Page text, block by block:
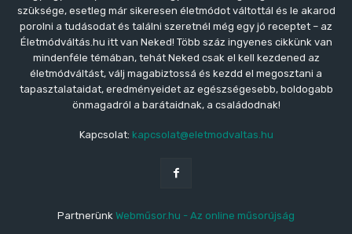
szüksége, esetleg már sikeresen életmódot váltottál és le akarod
porolni a tudásodat és találni szeretnél még egy jó receptet – az
Életmódváltás.hu itt van Neked! Több száz ingyenes cikkünk van
mindenféle témában, tehát Neked csak el kell kezdened az
életmódváltást, válj magabiztossá és kezdd el megosztani a
tapasztalataidat, eredményeidet az egészségesebb, boldogabb
önmagadról a barátaidnak, a családodnak!
Kapcsolat: kapcsolat@eletmodvaltas.hu
Partnerünk Webműsor.hu - Az online műsorújság